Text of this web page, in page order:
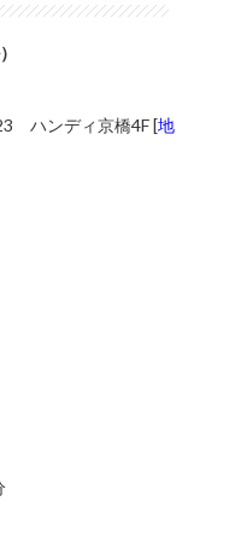
ハンディ京橋4F [地